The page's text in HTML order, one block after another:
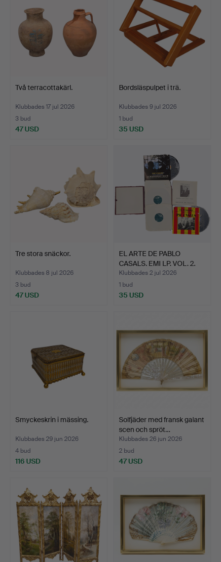
Två terracottakärl.
Klubbades 17 jul 2026
3 bud
47 USD
Bordsläspulpet i trä.
Klubbades 9 jul 2026
1 bud
35 USD
Tre stora snäckor.
Klubbades 8 jul 2026
3 bud
47 USD
EL ARTE DE PABLO
CASALS. EMI LP. VOL. 2.
Klubbades 2 jul 2026
1 bud
35 USD
Smyckeskrin i mässing.
Klubbades 29 jun 2026
4 bud
116 USD
Solfjäder med fransk galant
scen och spröt…
Klubbades 26 jun 2026
2 bud
47 USD